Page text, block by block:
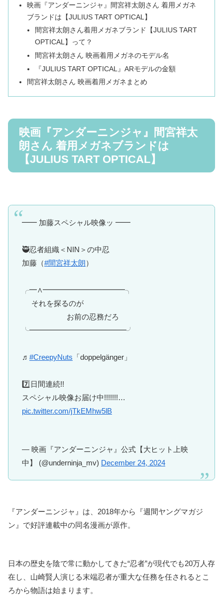
映画『アンダーニンジャ』間宮祥太朗さん 着用メガネ
ブランドは【JULIUS TART OPTICAL】
間宮祥太朗さん着用メガネブランド【JULIUS TART
OPTICAL】って？
間宮祥太朗さん 映画着用メガネのモデル名
『JULIUS TART OPTICAL』ARモデルの金額
間宮祥太朗さん 映画着用メガネまとめ
映画『アンダーニンジャ』間宮祥太
朗さん 着用メガネブランドは
【JULIUS TART OPTICAL】
━━ 加藤スペシャル映像ッ ━━
🥷忍者組織＜NIN＞の中忍
加藤（#間宮祥太朗）
╭━∧━━━━━━━━━━━╮
それを探るのが
お前の忍務だろ
╰━━━━━━━━━━━━━╯
♬ #CreepyNuts 「doppelgänger」
7️⃣日間連続!!
スペシャル映像お届け中!!!!!!!…
pic.twitter.com/jTkEMhw5lB
— 映画『アンダーニンジャ』公式【大ヒット上映
中】 (@underninja_mv) December 24, 2024
『アンダーニンジャ』は、2018年から『週間ヤングマガジ
ン』で好評連載中の同名漫画が原作。
日本の歴史を陰で常に動かしてきた“忍者”が現代でも20万人存
在し、山崎賢人演じる末端忍者が重大な任務を任されるとこ
ろから物語は始まります。